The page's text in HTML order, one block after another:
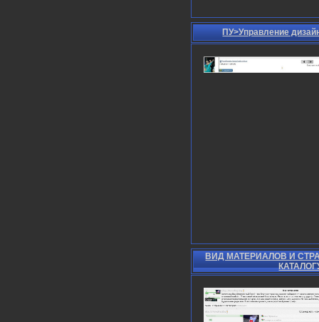
ПУ>Управление
ВИД МАТЕРИАЛОВ И